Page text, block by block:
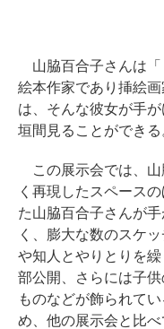
山脇百合子さんは「
絵本作家であり挿絵
は、そんな彼女が手
垣間見ることができる
この展示会では、山
く再現したスペース
た山脇百合子さんが
く、膨大な数のスケ
や知人とやりとりを
部公開、さらには子
ものなどが飾られて
め、他の展示会と比